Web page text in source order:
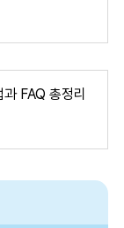
FAQ 총정리